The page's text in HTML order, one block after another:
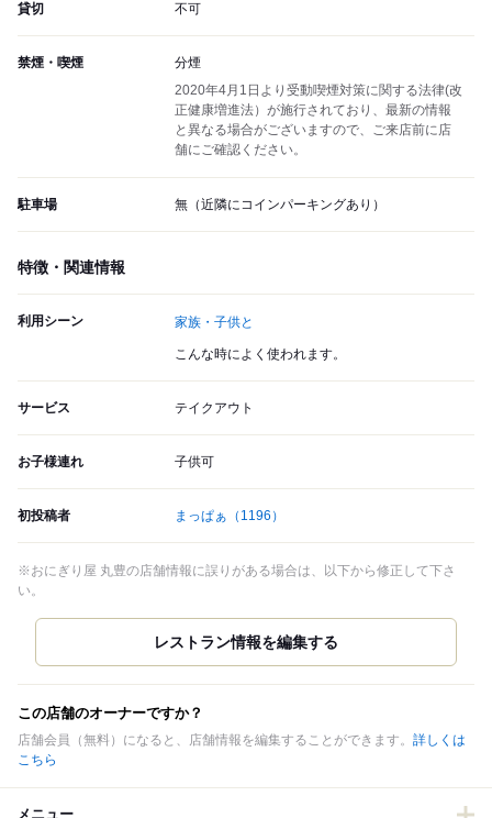
貸切 不可
禁煙・喫煙
分煙
2020年4月1日より受動喫煙対策に関する法律(改
正健康増進法）が施行されており、最新の情報
と異なる場合がございますので、ご来店前に店
舗にご確認ください。
駐車場 無（近隣にコインパーキングあり）
特徴・関連情報
利用シーン 家族・子供と
こんな時によく使われます。
サービス テイクアウト
お子様連れ 子供可
初投稿者 まっぱぁ （1196）
※おにぎり屋 丸豊の店舗情報に誤りがある場合は、以下から修正して下さ
い。
この店舗のオーナーですか？
店舗会員（無料）になると、店舗情報を編集することができます。 詳しくは
こちら
メニュー